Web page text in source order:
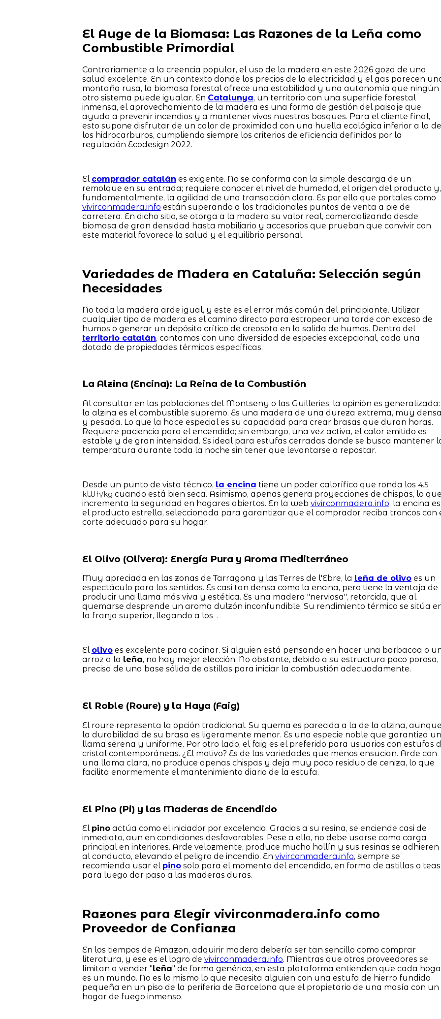
El Auge de la Biomasa: Las Razones de la Leña como
Combustible Primordial
Contrariamente a la creencia popular, el uso de la madera en este 2026 goza de una
salud excelente. En un contexto donde los precios de la electricidad y el gas parecen
montaña rusa, la biomasa forestal ofrece una estabilidad y una autonomía que ningún
otro sistema puede igualar. En Catalunya, un territorio con una superficie forestal
inmensa, el aprovechamiento de la madera es una forma de gestión del paisaje que
ayuda a prevenir incendios y a mantener vivos nuestros bosques. Para el cliente final,
esto supone disfrutar de un calor de proximidad con una huella ecológica inferior a la de
los hidrocarburos, cumpliendo siempre los criterios de eficiencia definidos por la
regulación Ecodesign 2022.
El comprador catalán es exigente. No se conforma con la simple descarga de un
remolque en su entrada; requiere conocer el nivel de humedad, el origen del producto y,
fundamentalmente, la agilidad de una transacción clara. Es por ello que portales como
vivirconmadera.info están superando a los tradicionales puntos de venta a pie de
carretera. En dicho sitio, se otorga a la madera su valor real, comercializando desde
biomasa de gran densidad hasta mobiliario y accesorios que prueban que convivir con
este material favorece la salud y el equilibrio personal.
Variedades de Madera en Cataluña: Selección según
Necesidades
No toda la madera arde igual, y este es el error más común del principiante. Utilizar
cualquier tipo de madera es el camino directo para estropear una tarde con exceso de
humos o generar un depósito crítico de creosota en la salida de humos. Dentro del
territorio catalán, contamos con una diversidad de especies excepcional, cada una
dotada de propiedades térmicas específicas.
La Alzina (Encina): La Reina de la Combustión
Al consultar en las poblaciones del Montseny o las Guilleries, la opinión es generalizada:
la alzina es el combustible supremo. Es una madera de una dureza extrema, muy
y pesada. Lo que la hace especial es su capacidad para crear brasas que duran horas.
Requiere paciencia para el encendido; sin embargo, una vez activa, el calor emitido es
estable y de gran intensidad. Es ideal para estufas cerradas donde se busca mantener
temperatura durante toda la noche sin tener que levantarse a repostar.
Desde un punto de vista técnico, la encina tiene un poder calorífico que ronda los 4.5
kWh/kg cuando está bien seca. Asimismo, apenas genera proyecciones de chispas, lo
incrementa la seguridad en hogares abiertos. En la web vivirconmadera.info, la encina es
el producto estrella, seleccionada para garantizar que el comprador reciba troncos con
corte adecuado para su hogar.
El Olivo (Olivera): Energía Pura y Aroma Mediterráneo
Muy apreciada en las zonas de Tarragona y las Terres de l'Ebre, la leña de olivoes un
espectáculo para los sentidos. Es casi tan densa como la encina, pero tiene la ventaja de
producir una llama más viva y estética. Es una madera "nerviosa", retorcida, que al
quemarse desprende un aroma dulzón inconfundible. Su rendimiento térmico se sitúa
la franja superior, llegando a los .
El olivoes excelente para cocinar. Si alguien está pensando en hacer una barbacoa o
arroz a la leña, no hay mejor elección. No obstante, debido a su estructura poco porosa,
precisa de una base sólida de astillas para iniciar la combustión adecuadamente.
El Roble (Roure) y la Haya (Faig)
El roure representa la opción tradicional. Su quema es parecida a la de la alzina,
la durabilidad de su brasa es ligeramente menor. Es una especie noble que garantiza
llama serena y uniforme. Por otro lado, el faig es el preferido para usuarios con estufas
cristal contemporáneas. ¿El motivo? Es de las variedades que menos ensucian. Arde con
una llama clara, no produce apenas chispas y deja muy poco residuo de ceniza, lo que
facilita enormemente el mantenimiento diario de la estufa.
El Pino (Pi) y las Maderas de Encendido
El pinoactúa como el iniciador por excelencia. Gracias a su resina, se enciende casi de
inmediato, aun en condiciones desfavorables. Pese a ello, no debe usarse como carga
principal en interiores. Arde velozmente, produce mucho hollín y sus resinas se adhieren
al conducto, elevando el peligro de incendio. En vivirconmadera.info, siempre se
recomienda usar el pinosolo para el momento del encendido, en forma de astillas o
para luego dar paso a las maderas duras.
Razones para Elegir vivirconmadera.info como
Proveedor de Confianza
En los tiempos de Amazon, adquirir madera debería ser tan sencillo como comprar
literatura, y ese es el logro de vivirconmadera.info. Mientras que otros proveedores se
limitan a vender "leña" de forma genérica, en esta plataforma entienden que cada
es un mundo. No es lo mismo lo que necesita alguien con una estufa de hierro fundido
pequeña en un piso de la periferia de Barcelona que el propietario de una masía con un
hogar de fuego inmenso.